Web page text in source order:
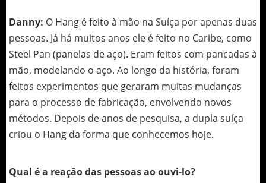
Danny: O Hang é feito à mão na Suíça por apenas duas
pessoas. Já há muitos anos ele é feito no Caribe, como
Steel Pan (panelas de aço). Eram feitos com pancadas à
mão, modelando o aço. Ao longo da história, foram
feitos experimentos que geraram muitas mudanças
para o processo de fabricação, envolvendo novos
métodos. Depois de anos de pesquisa, a dupla suíça
criou o Hang da forma que conhecemos hoje.
Qual é a reação das pessoas ao ouvi-lo?